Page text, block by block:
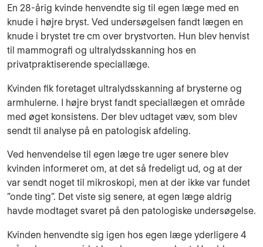
En 28-årig kvinde henvendte sig til egen læge med en
knude i højre bryst. Ved undersøgelsen fandt lægen en
knude i brystet tre cm over brystvorten. Hun blev henvist
til mammografi og ultralydsskanning hos en
privatpraktiserende speciallæge.
Kvinden fik foretaget ultralydsskanning af brysterne og
armhulerne. I højre bryst fandt speciallægen et område
med øget konsistens. Der blev udtaget væv, som blev
sendt til analyse på en patologisk afdeling.
Ved henvendelse til egen læge tre uger senere blev
kvinden informeret om, at det så fredeligt ud, og at der
var sendt noget til mikroskopi, men at der ikke var fundet
”onde ting”. Det viste sig senere, at egen læge aldrig
havde modtaget svaret på den patologiske undersøgelse.
Kvinden henvendte sig igen hos egen læge yderligere 4